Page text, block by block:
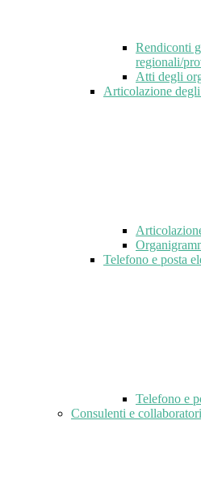
Rendiconti
regionali/
Atti degli
Articolazione
Telefono e posta
Telefono e
Consulenti e collaboratori